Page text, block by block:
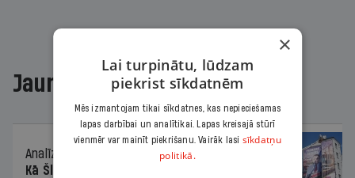
Jaunākajā žurnālā
Analīze
Kā Šlesera partija palika nesodīta par
×
Lai turpinātu, lūdzam
piekrist sīkdatnēm
Mēs izmantojam tikai sīkdatnes, kas nepieciešamas
lapas darbībai un analītikai. Lapas kreisajā stūrī
vienmēr var mainīt piekrišanu. Vairāk lasi sīkdatņu
politikā.